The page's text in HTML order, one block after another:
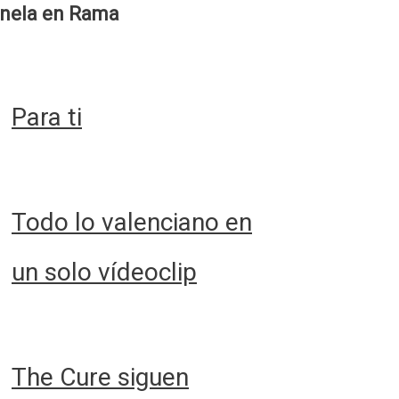
en Rama
Para ti
Todo lo valenciano en
un solo vídeoclip
The Cure siguen